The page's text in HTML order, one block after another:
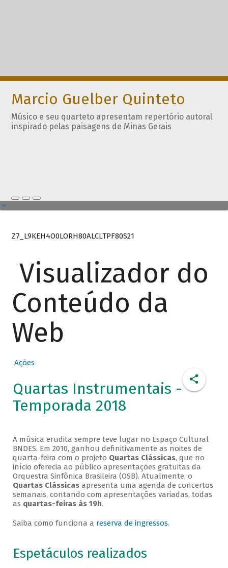
Marcio Guelber Quinteto
Músico e seu quarteto apresentam repertório autoral
inspirado pelas paisagens de Minas Gerais
Z7_L9KEH4O0LORH80ALCLTPF80S21
Visualizador do
Conteúdo da
Web
Ações
Quartas Instrumentais -
Temporada 2018
A música erudita sempre teve lugar no Espaço Cultural
BNDES. Em 2010, ganhou definitivamente as noites de
quarta-feira com o projeto Quartas Clássicas, que no
início oferecia ao público apresentações gratuitas da
Orquestra Sinfônica Brasileira (OSB). Atualmente, o
Quartas Clássicasapresenta uma agenda de concertos
semanais, contando com apresentações variadas, todas
as quartas-feiras às 19h.
Saiba como funciona a reserva de ingressos.
Espetáculos realizados